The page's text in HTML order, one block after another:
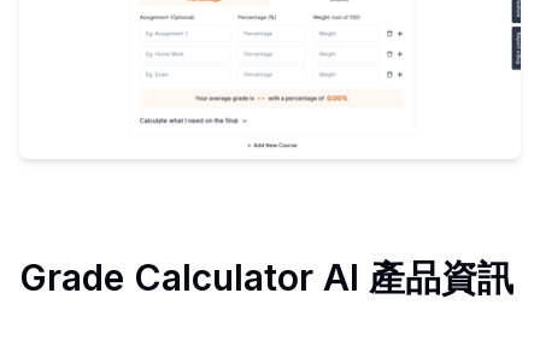
Grade Calculator AI 產品資訊